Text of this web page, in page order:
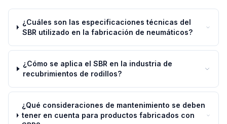
¿Cuáles son las especificaciones técnicas del
SBR utilizado en la fabricación de neumáticos?
¿Cómo se aplica el SBR en la industria de
recubrimientos de rodillos?
¿Qué consideraciones de mantenimiento se deben
tener en cuenta para productos fabricados con